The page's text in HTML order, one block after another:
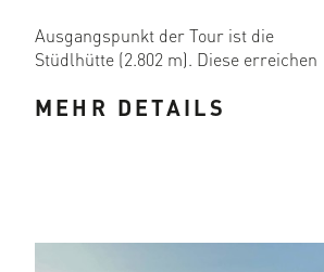
Ausgangspunkt der Tour ist die
Stüdlhütte (2.802 m). Diese erreichen
MEHR DETAILS